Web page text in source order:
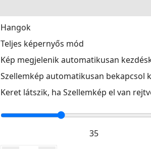
Hangok
Teljes képernyős mód
Kép megjelenik automatikusan
Szellemkép automatikusan bekapcsol
Keret látszik, ha Szellemkép el van